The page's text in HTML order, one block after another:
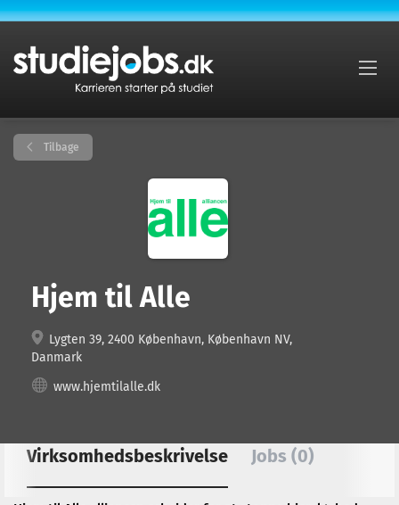
Tilbage
Hjem til Alle
Lygten 39, 2400 København, København NV,
Danmark
www.hjemtilalle.dk
Virksomhedsbeskrivelse Jobs (0)